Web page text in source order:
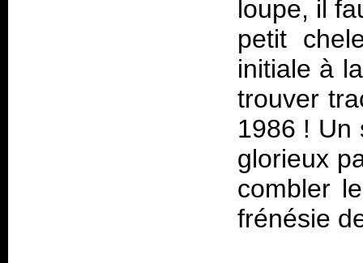
loupe, il
petit
initiale à
trouver
1986 ! Un
glorieux
combler
frénésie